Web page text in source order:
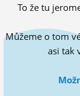
MÔJ
To že tu
Můžeme o tom
asi tak